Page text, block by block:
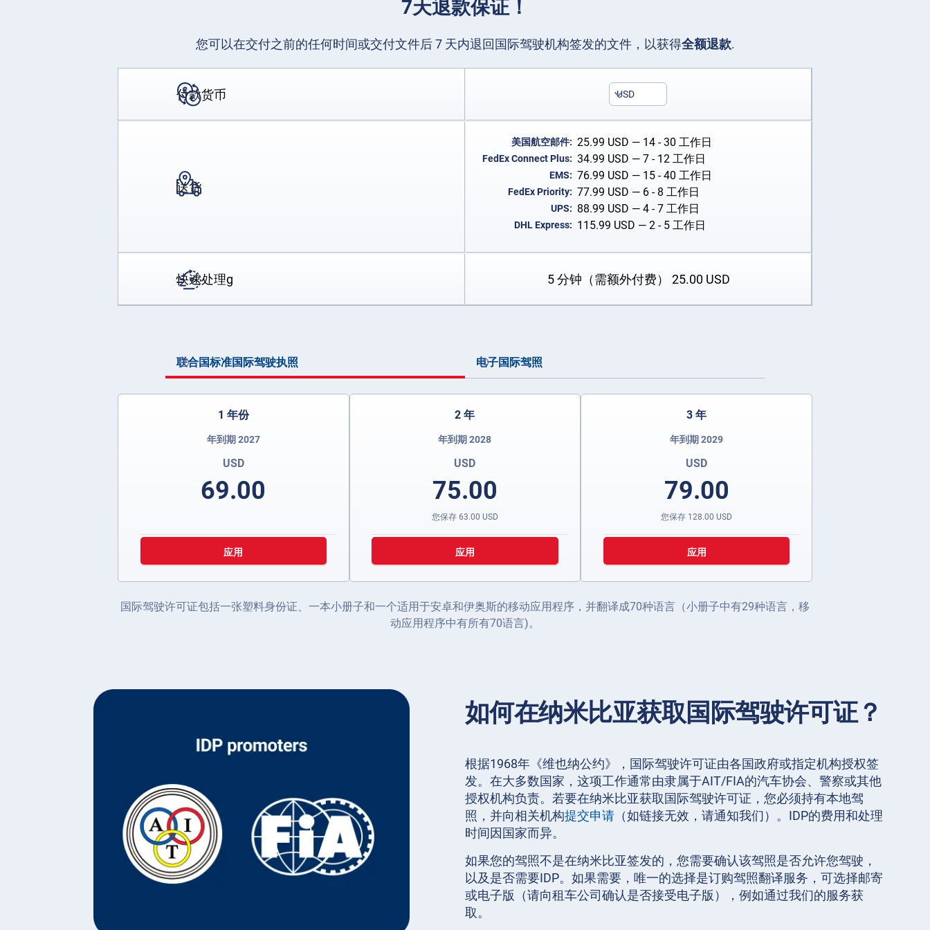
7天退款保证！
您可以在交付之前的任何时间或交付文件后 7 天内退回国际驾驶机构签发的文件，以获得全额退款.
付款货币 USD
送货
美国航空邮件: 25.99 USD — 14 - 30 工作日
FedEx Connect Plus: 34.99 USD — 7 - 12 工作日
EMS: 76.99 USD — 15 - 40 工作日
FedEx Priority: 77.99 USD — 6 - 8 工作日
UPS: 88.99 USD — 4 - 7 工作日
DHL Express: 115.99 USD — 2 - 5 工作日
快速处理g 5 分钟（需额外付费）25.00 USD
联合国标准国际驾驶执照 电子国际驾照
1 年份
年到期 2027
USD
69.00
应用
2 年
年到期 2028
USD
75.00
您保存 63.00 USD
应用
3 年
年到期 2029
USD
79.00
您保存 128.00 USD
应用
国际驾驶许可证包括一张塑料身份证、一本小册子和一个适用于安卓和伊奥斯的移动应用程序，并翻译成70种语言（小册子中有29种语言，移
动应用程序中有所有70语言)。
如何在纳米比亚获取国际驾驶许可证？
根据1968年《维也纳公约》，国际驾驶许可证由各国政府或指定机构授权签
发。在大多数国家，这项工作通常由隶属于AIT/FIA的汽车协会、警察或其他
授权机构负责。若要在纳米比亚获取国际驾驶许可证，您必须持有本地驾
照，并向相关机构提交申请 （如链接无效，请通知我们）。IDP的费用和处理
时间因国家而异。
如果您的驾照不是在纳米比亚签发的，您需要确认该驾照是否允许您驾驶，
以及是否需要IDP。如果需要，唯一的选择是订购驾照翻译服务，可选择邮寄
或电子版（请向租车公司确认是否接受电子版），例如通过我们的服务获
取。